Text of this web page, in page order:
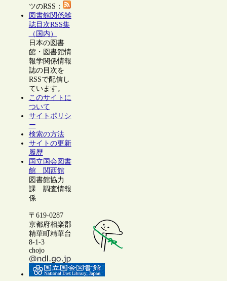
ツのRSS：
図書館関係雑
誌目次RSS集
（国内）
日本の図書
館・図書館情
報学関係情報
誌の目次を
RSSで配信し
ています。
このサイトに
ついて
サイトポリシ
ー
検索の方法
サイトの更新
履歴
国立国会図書
館 関西館
図書館協力
課 調査情報
係
〒619-0287
京都府相楽郡
精華町精華台
8-1-3
chojo